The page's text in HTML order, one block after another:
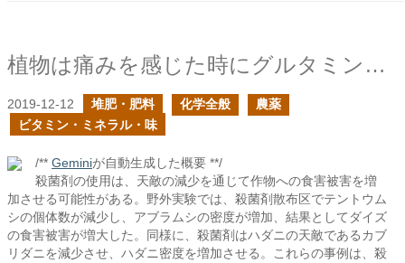
植物は痛みを感じた時にグルタミン酸を用いて全身に伝えている
2019-12-12 堆肥・肥料 化学全般
農薬
ビタミン・ミネラル・味
/** Geminiが自動生成した概要 **/
殺菌剤の使用は、天敵の減少を通じて作物への食害被害を増
加させる可能性がある。野外実験では、殺菌剤散布区でテントウム
シの個体数が減少し、アブラムシの密度が増加、結果としてダイズ
の食害被害が増大した。同様に、殺菌剤はハダニの天敵であるカブ
リダニを減少させ、ハダニ密度を増加させる。これらの事例は、殺